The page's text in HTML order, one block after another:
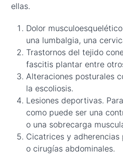
ellas.
Dolor
una lumbalgia, una
Trastornos del tejido
fascitis plantar entre
Alteraciones posturales
la escoliosis.
Lesiones deportivas.
como puede ser una
o una sobrecarga
Cicatrices y
o cirugías abdominales.